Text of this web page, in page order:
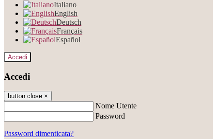
Italiano
English
Deutsch
Français
Español
Accedi
Accedi
button close ×
Nome Utente
Password
Password dimenticata?